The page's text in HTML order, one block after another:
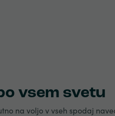
vsem svetu
na voljo v vseh spodaj